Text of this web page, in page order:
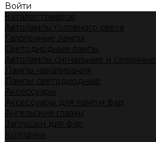
Войти
Каталог товаров
Автолампы головного света
Галогенные лампы
Светодиодные лампы
Автолампы сигнальные и салонные
Лампы накаливания
Лампы светодиодные
Аксессуары
Аксессуары для ламп и фар
Ангельские глазки
Заглушки для фар
Колпачки